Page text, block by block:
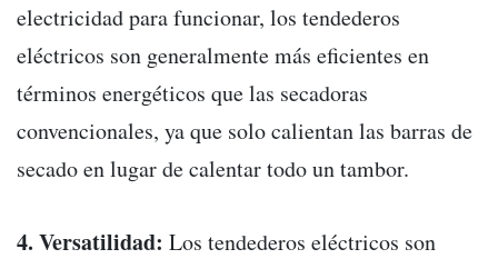
electricidad para funcionar, los tendederos
eléctricos son generalmente más eficientes en
términos energéticos que las secadoras
convencionales, ya que solo calientan las barras de
secado en lugar de calentar todo un tambor.
4. Versatilidad: Los tendederos eléctricos son